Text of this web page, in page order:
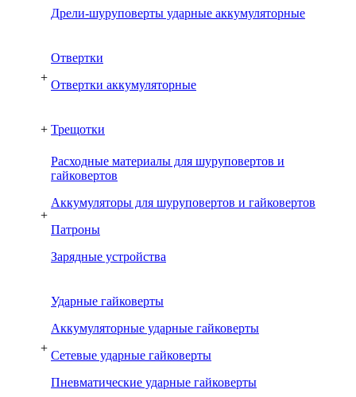
Дрели-шуруповерты ударные аккумуляторные
+
Отвертки
Отвертки аккумуляторные
+ Трещотки
+
Расходные материалы для шуруповертов и
гайковертов
Аккумуляторы для шуруповертов и гайковертов
Патроны
Зарядные устройства
+
Ударные гайковерты
Аккумуляторные ударные гайковерты
Сетевые ударные гайковерты
Пневматические ударные гайковерты